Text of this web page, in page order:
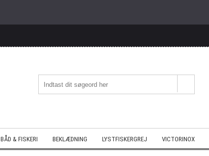
BÅD & FISKERI BEKLÆDNING LYSTFISKERGREJ VICTORINOX